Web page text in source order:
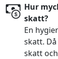
Hur
skatt?
En
skatt.
skatt